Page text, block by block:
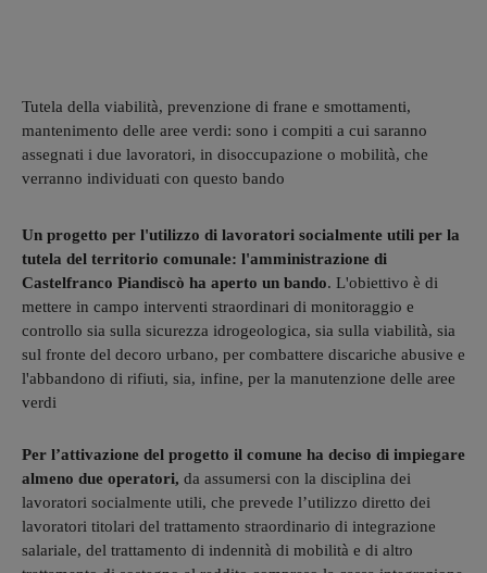
Tutela della viabilità, prevenzione di frane e smottamenti,
mantenimento delle aree verdi: sono i compiti a cui saranno
assegnati i due lavoratori, in disoccupazione o mobilità, che
verranno individuati con questo bando
Un progetto per l'utilizzo di lavoratori socialmente utili per la
tutela del territorio comunale: l'amministrazione di
Castelfranco Piandiscò ha aperto un bando. L'obiettivo è di
mettere in campo interventi straordinari di monitoraggio e
controllo sia sulla sicurezza idrogeologica, sia sulla viabilità, sia
sul fronte del decoro urbano, per combattere discariche abusive e
l'abbandono di rifiuti, sia, infine, per la manutenzione delle aree
verdi
Per l’attivazione del progetto il comune ha deciso di impiegare
almeno due operatori, da assumersi con la disciplina dei
lavoratori socialmente utili, che prevede l’utilizzo diretto dei
lavoratori titolari del trattamento straordinario di integrazione
salariale, del trattamento di indennità di mobilità e di altro